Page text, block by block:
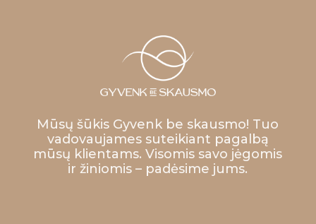
Mūsų šūkis Gyvenk be skausmo! Tuo
vadovaujames suteikiant pagalbą
mūsų klientams. Visomis savo jėgomis
ir žiniomis – padėsime jums.